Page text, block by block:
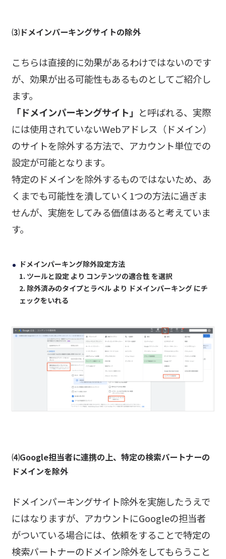
⑶ドメインパーキングサイトの除外
こちらは直接的に効果があるわけではないのです
が、効果が出る可能性もあるものとしてご紹介し
ます。
「ドメインパーキングサイト」 と呼ばれる、実際
には使用されていないWebアドレス（ドメイン）
のサイトを除外する方法で、アカウント単位での
設定が可能となります。
特定のドメインを除外するものではないため、あ
くまでも可能性を潰していく1つの方法に過ぎま
せんが、実施をしてみる価値はあると考えていま
す。
ドメインパーキング除外設定方法
1. ツールと設定 より コンテンツの適合性 を選択
2. 除外済みのタイプとラベル より ドメインパーキング にチ
ェックをいれる
⑷Google担当者に連携の上、特定の検索パートナーの
ドメインを除外
ドメインパーキングサイト除外を実施したうえで
にはなりますが、アカウントにGoogleの担当者
がついている場合には、依頼をすることで特定の
検索パートナーのドメイン除外をしてもらうこと